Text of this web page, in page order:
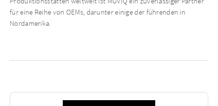
für eine Reihe von OEMs, darunter einige der führenden in
Nordamerika.